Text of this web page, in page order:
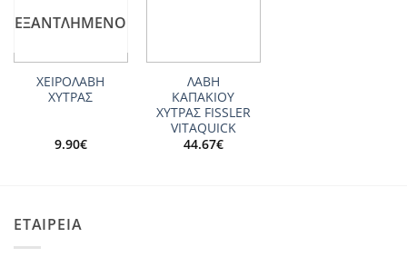
ΕΞΑΝΤΛΗΜΈΝΟ
ΧΕΙΡΟΛΑΒΗ
ΧΥΤΡΑΣ
9.90€
ΛΑΒΗ
ΚΑΠΑΚΙΟΥ
ΧΥΤΡΑΣ FISSLER
VITAQUICK
44.67€
ΕΤΑΙΡΕΙΑ